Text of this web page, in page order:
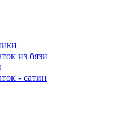
из бязи
- сатин